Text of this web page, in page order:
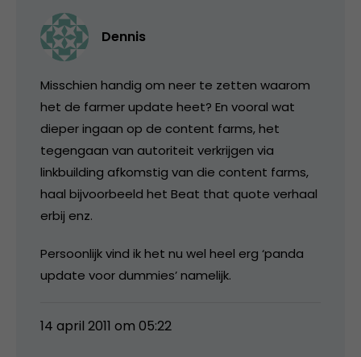
Dennis
Misschien handig om neer te zetten waarom
het de farmer update heet? En vooral wat
dieper ingaan op de content farms, het
tegengaan van autoriteit verkrijgen via
linkbuilding afkomstig van die content farms,
haal bijvoorbeeld het Beat that quote verhaal
erbij enz.
Persoonlijk vind ik het nu wel heel erg ‘panda
update voor dummies’ namelijk.
14 april 2011 om 05:22